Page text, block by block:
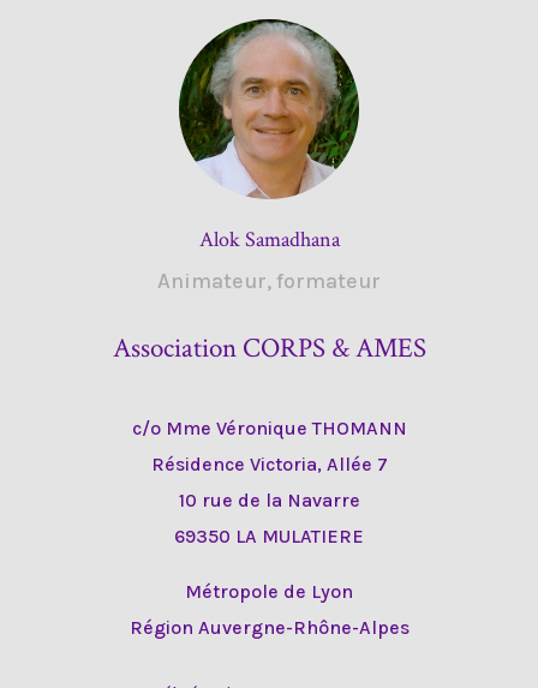
Alok Samadhana
Animateur, formateur
Association CORPS & AMES
c/o Mme Véronique THOMANN
Résidence Victoria, Allée 7
10 rue de la Navarre
69350 LA MULATIERE
Métropole de Lyon
Région Auvergne-Rhône-Alpes